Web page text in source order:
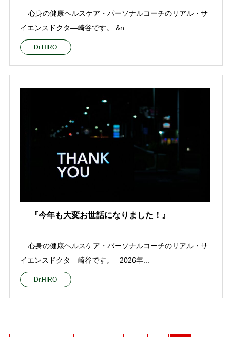
心身の健康ヘルスケア・パーソナルコーチのリアル・サ
イエンスドクタ—崎谷です。 &n...
Dr.HIRO
『今年も大変お世話になりました！』
心身の健康ヘルスケア・パーソナルコーチのリアル・サ
イエンスドクタ—崎谷です。 2026年...
Dr.HIRO